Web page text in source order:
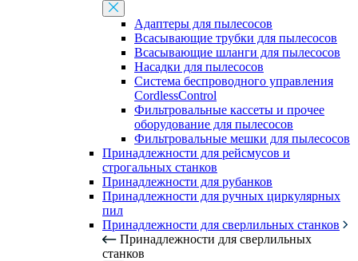
Адаптеры для пылесосов
Всасывающие трубки для пылесосов
Всасывающие шланги для пылесосов
Насадки для пылесосов
Система беспроводного управления
CordlessControl
Фильтровальные кассеты и прочее
оборудование для пылесосов
Фильтровальные мешки для пылесосов
Принадлежности для рейсмусов и
строгальных станков
Принадлежности для рубанков
Принадлежности для ручных циркулярных
пил
Принадлежности для сверлильных станков
Принадлежности для сверлильных
станков